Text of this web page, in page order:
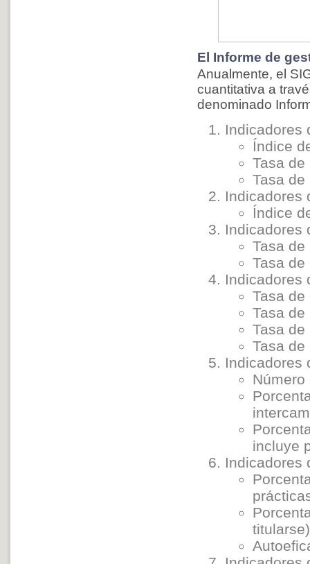
El Informe de
Anualmente, el
cuantitativa a
denominado
Indicadores
Índice
Tasa de
Tasa
Indicadores
Índice
Indicadores
Tasa
Tasa
Indicadores
Tasa
Tasa
Tasa
Tasa
Indicadores
incluye
Indicadores
titularse)